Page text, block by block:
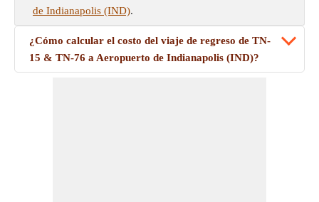
de Indianapolis (IND).
¿Cómo calcular el costo del viaje de regreso de TN-
15 & TN-76 a Aeropuerto de Indianapolis (IND)?